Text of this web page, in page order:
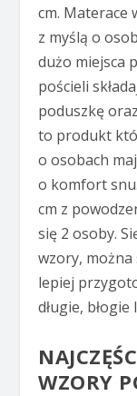
cm. Materace
z myślą o
dużo miejsca
pościeli
poduszkę
to produkt
o osobach
o komfort
cm z
się 2 osoby.
wzory, można
lepiej
długie,
WZORY